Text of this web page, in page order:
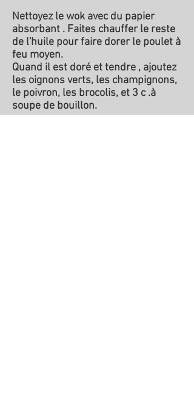
Nettoyez le wok avec du papier
absorbant . Faites chauffer le reste
de l'huile pour faire dorer le poulet à
feu moyen.
Quand il est doré et tendre , ajoutez
les oignons verts, les champignons,
le poivron, les brocolis, et 3 c .à
soupe de bouillon.